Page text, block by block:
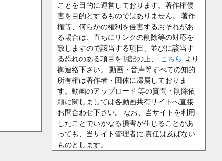
ことを目的に運営しております。著作権侵
害を目的とするものではありません。 著作
権等、何らかの権利を侵害するおそれがあ
る場合は、直ちにリンクの削除等の対応を
致しますので該当する項目、並びに該当す
る恐れのある項目を明記の上、
こちら より
御連絡下さい。 動画・音声等すべての知的
所有権は著作者・団体に帰属しておりま
す。動画のアップロード 等の質問・削除依
頼に関しましては各動画共有サイトへ直接
お問合わせ下さい。 なお、当サイトを利用
したことでいかなる損害が生じることがあ
っても、当サイト管理者に 責任は及ばない
ものとします。